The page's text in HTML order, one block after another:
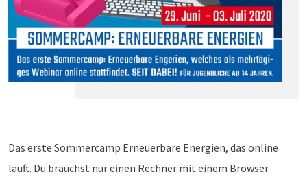
Das erste Sommercamp Erneuerbare Energien, das online
läuft. Du brauchst nur einen Rechner mit einem Browser